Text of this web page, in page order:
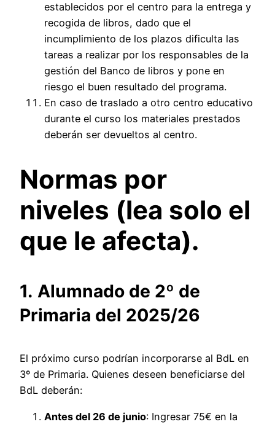
establecidos por el centro para la entrega y
recogida de libros, dado que el
incumplimiento de los plazos dificulta las
tareas a realizar por los responsables de la
gestión del Banco de libros y pone en
riesgo el buen resultado del programa.
En caso de traslado a otro centro educativo
durante el curso los materiales prestados
deberán ser devueltos al centro.
Normas por
niveles (lea solo el
que le afecta).
1. Alumnado de 2º de
Primaria del 2025/26
El próximo curso podrían incorporarse al BdL en
3º de Primaria. Quienes deseen beneficiarse del
BdL deberán:
Antes del 26 de junio: Ingresar 75€ en la